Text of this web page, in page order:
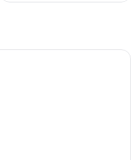
Et hotelværelse med en seng, et